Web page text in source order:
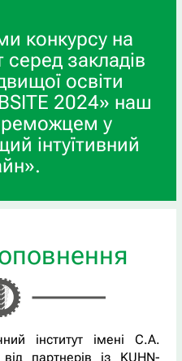
конкурсу на
закладів
освіти
2024» наш
у
інтуїтивний
інститут імені С.А.
партнерів із KUHN-